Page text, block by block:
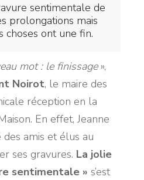
sentimentale de
prolongations mais
choses ont une fin.
mot : le finissage»,
Noirot, le maire des
réception en la
En effet, Jeanne
amis et élus au
ses gravures. La jolie
sentimentale » s’est